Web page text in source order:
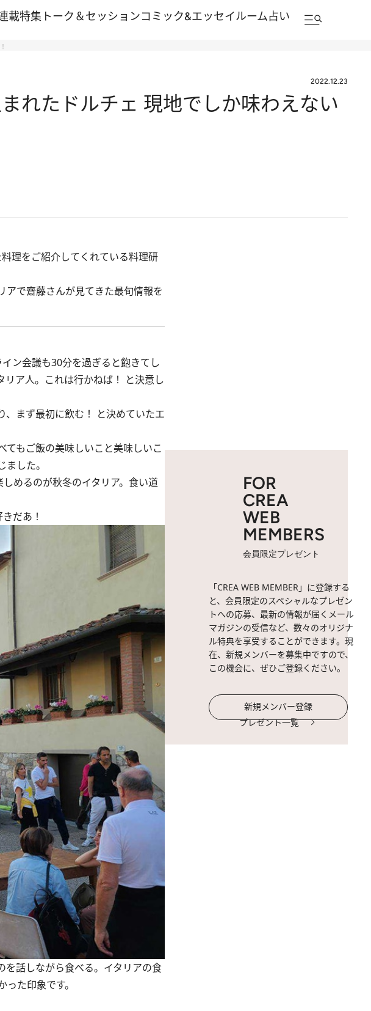
載特集 トーク＆セッションコミック&エッセイルーム占い
2022.12.23
れたドルチェ 現地でしか味わえない
理をご紹介してくれている料理研
で齋藤さんが見てきた最旬情報を
ン会議も30分を過ぎると飽きてし
ア人。これは行かねば！ と決意し
まず最初に飲む！ と決めていたエ
もご飯の美味しいこと美味しいこ
した。
めるのが秋冬のイタリア。食い道
だあ！
を話しながら食べる。イタリアの食
た印象です。
FOR
CREA
WEB
MEMBERS
会員限定プレゼント
「CREA WEB MEMBER」に登録する
と、会員限定のスペシャルなプレゼン
トへの応募、最新の情報が届くメール
マガジンの受信など、数々のオリジナ
ル特典を享受することができます。現
在、新規メンバーを募集中ですので、
この機会に、ぜひご登録ください。
新規メンバー登録
プレゼント一覧